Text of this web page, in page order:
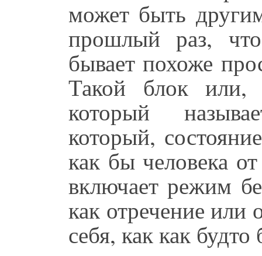
может быть
прошлый раз,
бывает похоже
Такой блок или,
который
который,
как бы человека
включает режим
как отречение или
себя, как как